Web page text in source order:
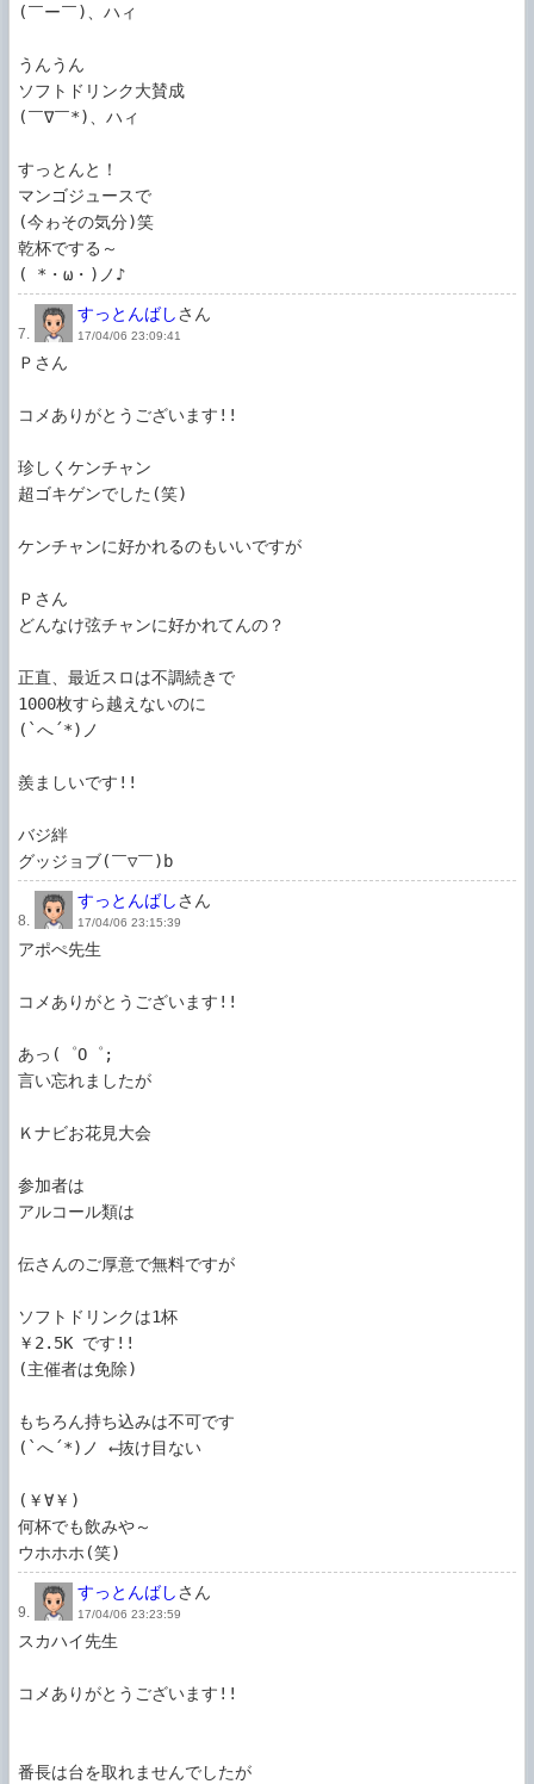
(￣ー￣)、ハィ
うんうん
ソフトドリンク大賛成
(￣∇￣*)、ハィ
すっとんと！
マンゴジュースで
(今ゎその気分)笑
乾杯でする～
7.
すっとんばしさん
17/04/06 23:09:41
Ｐさん
コメありがとうございます!!
珍しくケンチャン
超ゴキゲンでした(笑)
ケンチャンに好かれるのもいいですが
Ｐさん
どんなけ弦チャンに好かれてんの？
正直、最近スロは不調続きで
1000枚すら越えないのに
(`へ´*)ノ
羨ましいです!!
バジ絆
グッジョブ(￣▽￣)b
8.
すっとんばしさん
17/04/06 23:15:39
アポぺ先生
コメありがとうございます!!
あっ(゜O゜;
言い忘れましたが
Ｋナビお花見大会
参加者は
アルコール類は
伝さんのご厚意で無料ですが
ソフトドリンクは1杯
￥2.5K です!!
(主催者は免除)
もちろん持ち込みは不可です
(`へ´*)ノ ←抜け目ない
(￥∀￥)
何杯でも飲みや～
ウホホホ(笑)
9.
すっとんばしさん
17/04/06 23:23:59
スカハイ先生
コメありがとうございます!!
番長は台を取れませんでしたが